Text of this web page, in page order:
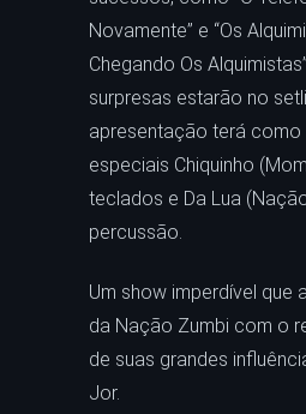
Novamente” e “Os
Chegando Os
surpresas estarão no
apresentação terá
especiais Chiquinho
teclados e Da Lua
percussão.
Um show imperdível que
da Nação Zumbi com o
de suas grandes
Jor.